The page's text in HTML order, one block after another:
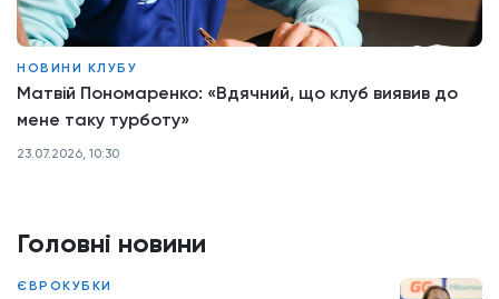
Головні новини
ЄВРОКУБКИ
НОВИНИ КЛУБУ
Матвій Пономаренко: «Вдячний, що клуб виявив до
мене таку турботу»
23.07.2026, 10:30